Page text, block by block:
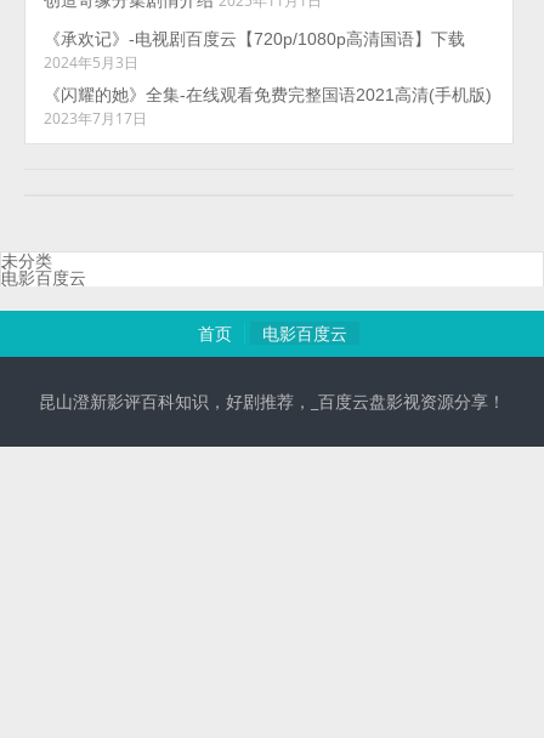
《承欢记》-电视剧百度云【720p/1080p高清国语】下载
2024年5月3日
《闪耀的她》全集-在线观看免费完整国语2021高清(手机版)
2023年7月17日
未分类
电影百度云
首页 电影百度云
昆山澄新影评百科知识，好剧推荐，_百度云盘影视资源分享！